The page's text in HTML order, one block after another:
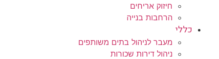
חיזוק אריחים
הרחבות בנייה
כללי
מעבר לניהול בתים משותפים
ניהול דירות שכורות